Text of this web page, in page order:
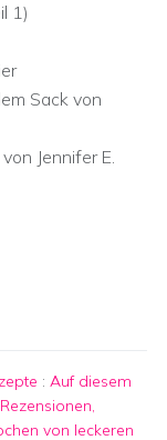
1)
Sack von
Jennifer E.
: Auf diesem
von leckeren